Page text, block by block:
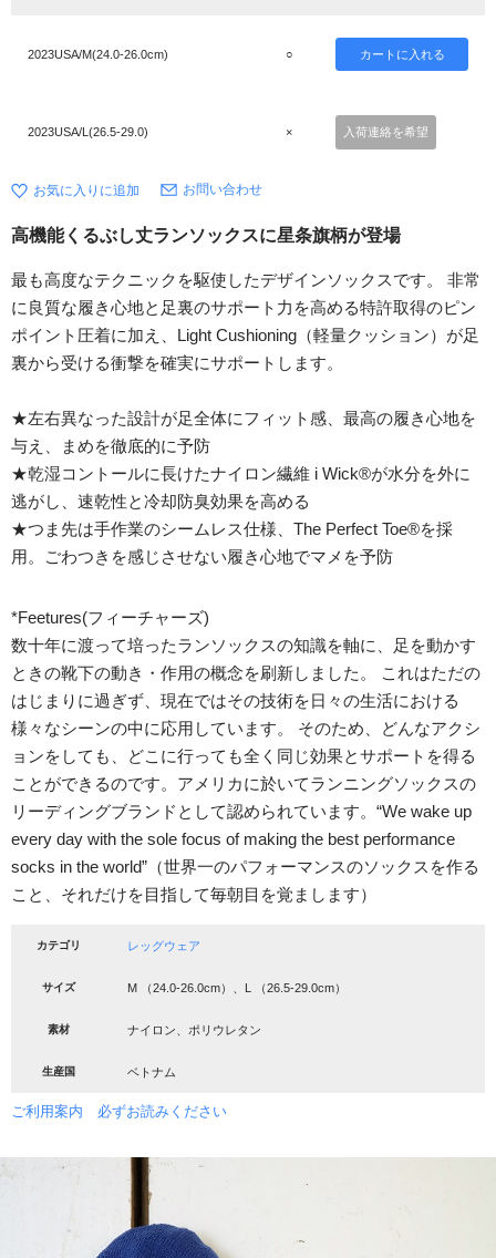
2023USA/M(24.0-26.0cm) ○
2023USA/L(26.5-29.0) × 入荷連絡を希望
お問い合わせ
高機能くるぶし丈ランソックスに星条旗柄が登場
最も高度なテクニックを駆使したデザインソックスです。 非常
に良質な履き心地と足裏のサポート力を高める特許取得のピン
ポイント圧着に加え、Light Cushioning（軽量クッション）が足
裏から受ける衝撃を確実にサポートします。
★左右異なった設計が足全体にフィット感、最高の履き心地を
与え、まめを徹底的に予防
★乾湿コントールに長けたナイロン繊維 i Wick®が水分を外に
逃がし、速乾性と冷却防臭効果を高める
★つま先は手作業のシームレス仕様、The Perfect Toe®を採
用。ごわつきを感じさせない履き心地でマメを予防
*Feetures(フィーチャーズ)
数十年に渡って培ったランソックスの知識を軸に、足を動かす
ときの靴下の動き・作用の概念を刷新しました。 これはただの
はじまりに過ぎず、現在ではその技術を日々の生活における
様々なシーンの中に応用しています。 そのため、どんなアクシ
ョンをしても、どこに行っても全く同じ効果とサポートを得る
ことができるのです。アメリカに於いてランニングソックスの
リーディングブランドとして認められています。“We wake up
every day with the sole focus of making the best performance
socks in the world”（世界一のパフォーマンスのソックスを作る
こと、それだけを目指して毎朝目を覚まします）
カテゴリ レッグウェア
サイズ M （24.0-26.0cm）、L （26.5-29.0cm）
素材 ナイロン、ポリウレタン
生産国 ベトナム
ご利用案内 必ずお読みください